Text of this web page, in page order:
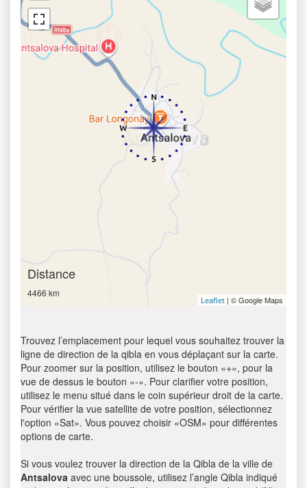
Distance
4466 km
Leaflet | © Google Maps
Trouvez l’emplacement pour lequel vous souhaitez trouver la
ligne de direction de la qibla en vous déplaçant sur la carte.
Pour zoomer sur la position, utilisez le bouton «+», pour la
vue de dessus le bouton «-». Pour clarifier votre position,
utilisez le menu situé dans le coin supérieur droit de la carte.
Pour vérifier la vue satellite de votre position, sélectionnez
l'option «Sat». Vous pouvez choisir «OSM» pour différentes
options de carte.
Si vous voulez trouver la direction de la Qibla de la ville de
Antsalova avec une boussole, utilisez l’angle Qibla indiqué